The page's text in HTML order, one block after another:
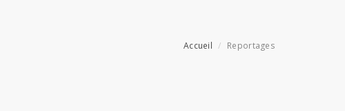
Accueil Reportages